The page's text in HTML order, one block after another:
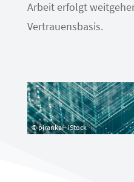
Arbeit erfolgt
Vertrauensbasis.